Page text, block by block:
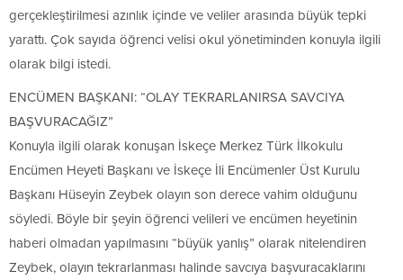
gerçekleştirilmesi azınlık içinde ve veliler arasında büyük tepki
yarattı. Çok sayıda öğrenci velisi okul yönetiminden konuyla ilgili
olarak bilgi istedi.
ENCÜMEN BAŞKANI: “OLAY TEKRARLANIRSA SAVCIYA
BAŞVURACAĞIZ”
Konuyla ilgili olarak konuşan İskeçe Merkez Türk İlkokulu
Encümen Heyeti Başkanı ve İskeçe İli Encümenler Üst Kurulu
Başkanı Hüseyin Zeybek olayın son derece vahim olduğunu
söyledi. Böyle bir şeyin öğrenci velileri ve encümen heyetinin
haberi olmadan yapılmasını “büyük yanlış” olarak nitelendiren
Zeybek, olayın tekrarlanması halinde savcıya başvuracaklarını